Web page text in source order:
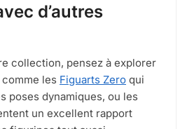
d’autres
collection, pensez à explorer
les Figuarts Zero qui
poses dynamiques, ou les
un excellent rapport